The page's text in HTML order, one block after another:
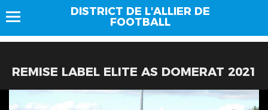
DISTRICT DE L'ALLIER DE
FOOTBALL
REMISE LABEL ELITE AS DOMERAT 2021